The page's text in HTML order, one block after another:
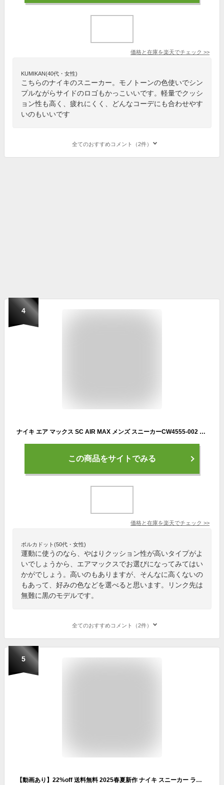
価格と在庫を楽天でチェック >>
KUMIKAN(40代・女性)
こちらのナイキのスニーカー。モノトーンの色使いでシン
プルながらサイドのロゴもかっこいいです。軽量でクッシ
ョン性も高く、疲れにくく、どんなコーデにも合わせやす
いのもいいです
全てのおすすめコメント（2件）
4
ナイキ エア マックス SC AIR MAX メンズ スニーカーCW4555-002 ブラック 黒 NIKE
この商品をサイトでみる
価格と在庫を楽天でチェック >>
ポルカドット(50代・女性)
運動に使うのなら、やはりクッション性が高いタイプがよ
いでしょうから、エアマックスでお選びになってみてはい
かがでしょう。高いのもありますが、そんなに高くないの
もあって、好みの色などを選べると思います。リンク先は
無難に黒のモデルです。
全てのおすすめコメント（2件）
5
【動画あり】22%off 送料無料 2025春夏新作 ナイキ スニーカー ランニングシューズ レディース メンズ NIKE レボリューション 8 REVOLUTION 8 ランニング 靴 シューズ 部活 通学 hj8485